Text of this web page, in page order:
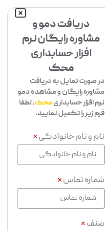
دریافت دمو و
مشاوره رایگان نرم
افزار حسابداری
محک
در صورت تمایل به دریافت
مشاوره رایگان و مشاهده دمو
نرم افزار حسابداریمحک، لطفا
فرم زیر را تکمیل نمایید.
نام و نام خانوادگی*
شماره تماس*
صنف*